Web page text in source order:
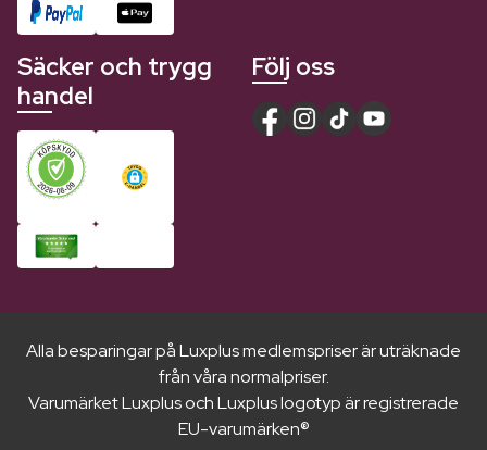
Säcker och trygg
handel
Följ oss
Alla besparingar på Luxplus medlemspriser är uträknade
från våra normalpriser.
Varumärket Luxplus och Luxplus logotyp är registrerade
EU-varumärken®